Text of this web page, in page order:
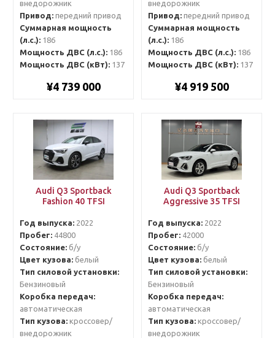
внедорожник
Привод:передний привод
Суммарная мощность
(л.с.):186
Мощность ДВС (л.с.):186
Мощность ДВС (кВт):137
¥4 739 000
внедорожник
Привод:передний привод
Суммарная мощность
(л.с.):186
Мощность ДВС (л.с.):186
Мощность ДВС (кВт):137
¥4 919 500
Audi Q3 Sportback
Fashion 40 TFSI
Год выпуска:2022
Пробег:44800
Состояние:б/у
Цвет кузова:белый
Тип силовой установки:
Бензиновый
Коробка передач:
автоматическая
Тип кузова:кроссовер/
внедорожник
Audi Q3 Sportback
Aggressive 35 TFSI
Год выпуска:2022
Пробег:42000
Состояние:б/у
Цвет кузова:белый
Тип силовой установки:
Бензиновый
Коробка передач:
автоматическая
Тип кузова:кроссовер/
внедорожник